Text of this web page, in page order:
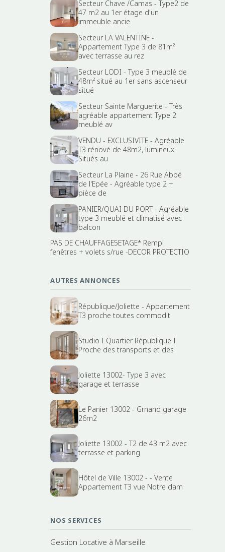
Secteur Chave /Camas - Type2 de
47 m2 au 1er étage d'un
immeuble ancie
Secteur LA VALENTINE -
Appartement Type 3 de 81m²
avec terrasse au rez
Secteur LODI - Type 3 meublé de
48m² situé au 1er sans ascenseur
situé
Secteur Sainte Marguerite - Très
agréable appartement Type 2
meublé av
VENDU - EXCLUSIVITE - Agréable
T3 rénové de 48m2, lumineux.
Situés au
Secteur La Plaine - 26 Rue Abbé
de l'Epée - Agréable type 2 +
pièce de
PANIER/QUAI DU PORT - Agréable
type 3 meublé et climatisé avec
balcon
PAS DE CHAUFFAGE5ETAGE* Rempl
fenêtres + volets s/rue -DECOR PROTECTIO
AUTRES ANNONCES
République/Joliette - Appartement
T3 proche toutes commodit
Studio I Quartier République I
Proche des transports et des
Joliette 13002- Type 3 avec
garage et terrasse
Le Panier 13002 - Grnand garage
26m2
Joliette 13002 - T2 de 43 m2 avec
terrasse et parking
Hôtel de Ville 13002 - - Vente
Appartement T3 vue Notre dam
NOS SERVICES
Gestion Locative à Marseille